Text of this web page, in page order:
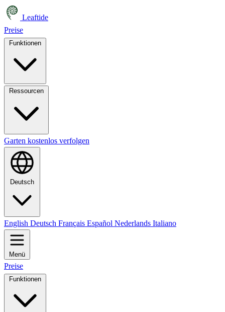
Leaftide
Preise
Garten kostenlos verfolgen
Deutsch
English Deutsch Français Español Nederlands Italiano
Menü
Preise
Funktionen